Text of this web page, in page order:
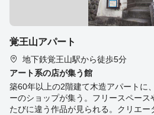
覚王山アパート
地下鉄覚王山駅から徒歩5分
アート系の店が集う館
築60年以上の2階建て木造アパートに
ーのショップが集う。フリースペース
たびに違う作品が見られる。クリエ